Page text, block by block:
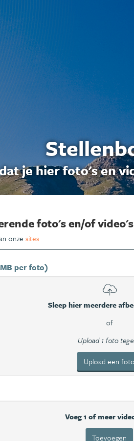
je hier foto's en
foto's en/of video's
onzesites
per foto)
Sleep hier meerdere
of
Upload 1 foto
Upload een foto
Voeg 1 of meer
Toevoegen